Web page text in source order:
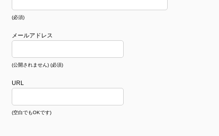
(必須)
メールアドレス
(公開されません) (必須)
URL
(空白でもOKです)